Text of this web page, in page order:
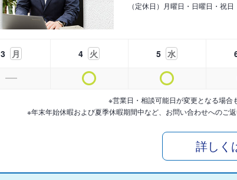
（定休日）月曜日・日曜日・祝日
3 月 4 火 5 水
※営業日・相談可能日が変更となる場合
※年末年始休暇および夏季休暇期間中など、お問い合わせへのご
詳しく